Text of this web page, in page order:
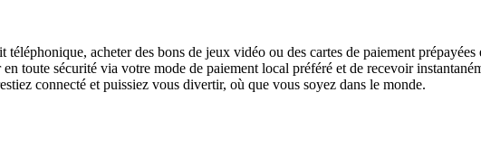
acheter des bons de jeux vidéo ou des cartes de paiement
toute sécurité via votre mode de paiement local préféré et de recevoir
connecté et puissiez vous divertir, où que vous soyez dans le monde.